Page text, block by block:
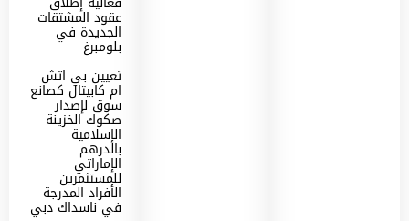
عقود المشتقات
الجديدة في
بلومبرغ
تعيين بي اتش
ام كابيتال كصانع
سوق لإصدار
صكوك الخزينة
الإسلامية
بالدرهم
الإماراتي
للمستثمرين
الأفراد المدرجة
في ناسداك دبي